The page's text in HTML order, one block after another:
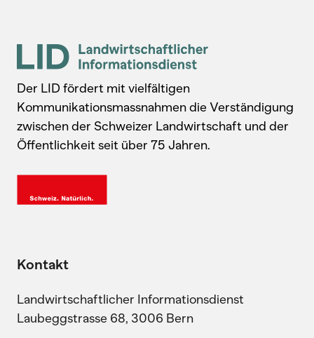
Der LID fördert mit vielfältigen
Kommunikationsmassnahmen die Verständigung
zwischen der Schweizer Landwirtschaft und der
Öffentlichkeit seit über 75 Jahren.
Kontakt
Landwirtschaftlicher Informationsdienst
Laubeggstrasse 68, 3006 Bern